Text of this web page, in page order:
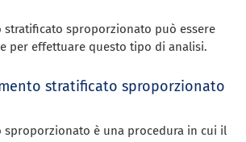
stratificato sproporzionato può essere
per effettuare questo tipo di analisi.
stratificato sproporzionato
sproporzionato è una procedura in cui il